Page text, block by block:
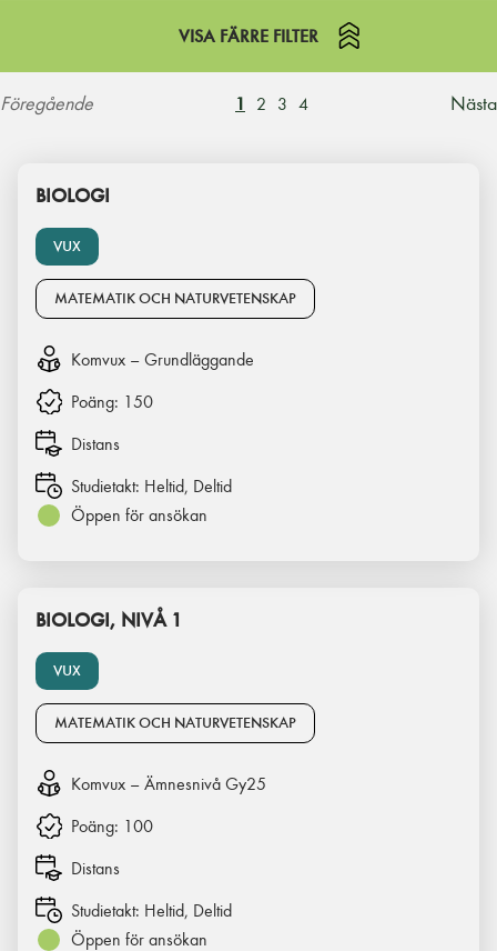
VISA FÄRRE FILTER
Föregående 1 2 3 4 Nästa
VUX
BIOLOGI
MATEMATIK OCH NATURVETENSKAP
Komvux – Grundläggande
Poäng: 150
Distans
Studietakt: Heltid, Deltid
Öppen för ansökan
VUX
BIOLOGI, NIVÅ 1
MATEMATIK OCH NATURVETENSKAP
Komvux – Ämnesnivå Gy25
Poäng: 100
Distans
Studietakt: Heltid, Deltid
Öppen för ansökan